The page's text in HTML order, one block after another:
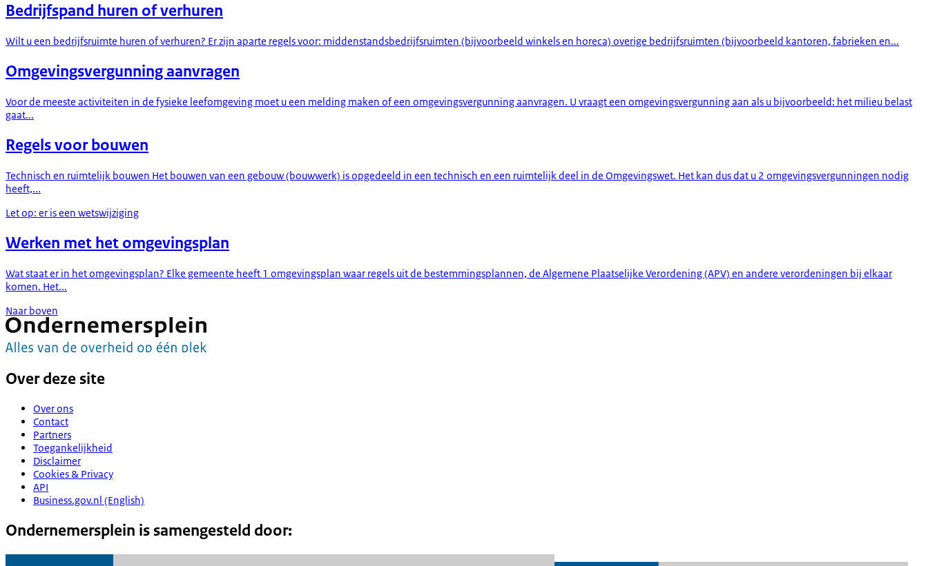
Bedrijfspand huren of verhuren
Wilt u een bedrijfsruimte huren of verhuren? Er zijn aparte regels voor: middenstandsbedrijfsruimten (bijvoorbeeld winkels en horeca) overige bedrijfsruimten (bijvoorbeeld kantoren, fabrieken en...
Omgevingsvergunning aanvragen
Voor de meeste activiteiten in de fysieke leefomgeving moet u een melding maken of een omgevingsvergunning aanvragen. U vraagt een omgevingsvergunning aan als u bijvoorbeeld: het milieu belast
gaat...
Regels voor bouwen
Technisch en ruimtelijk bouwen Het bouwen van een gebouw (bouwwerk) is opgedeeld in een technisch en een ruimtelijk deel in de Omgevingswet. Het kan dus dat u 2 omgevingsvergunningen nodig
heeft,...
Let op: er is een wetswijziging
Werken met het omgevingsplan
Wat staat er in het omgevingsplan? Elke gemeente heeft 1 omgevingsplan waar regels uit de bestemmingsplannen, de Algemene Plaatselijke Verordening (APV) en andere verordeningen bij elkaar
komen. Het...
Naar boven
Over deze site
Over ons
Contact
Partners
Toegankelijkheid
Disclaimer
Cookies & Privacy
API
Business.gov.nl (English)
Ondernemersplein is samengesteld door: